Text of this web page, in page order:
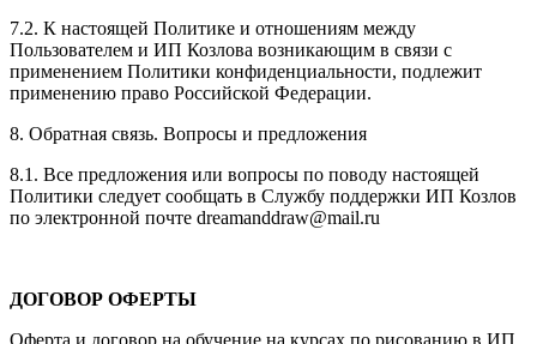
7.2. К настоящей Политике и отношениям между
Пользователем и ИП Козлова возникающим в связи с
применением Политики конфиденциальности, подлежит
применению право Российской Федерации.
8. Обратная связь. Вопросы и предложения
8.1. Все предложения или вопросы по поводу настоящей
Политики следует сообщать в Службу поддержки ИП Козлов
по электронной почте dreamanddraw@mail.ru
ДОГОВОР ОФЕРТЫ
Оферта и договор на обучение на курсах по рисованию в ИП